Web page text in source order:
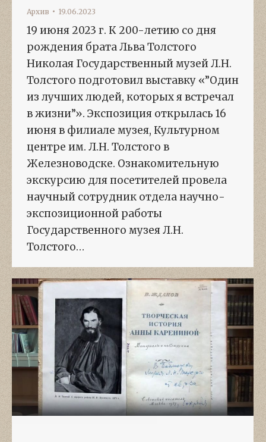
Архив 19.06.2023
19 июня 2023 г. К 200-летию со дня
рождения брата Льва Толстого
Николая Государственный музей Л.Н.
Толстого подготовил выставку «”Один
из лучших людей, которых я встречал
в жизни”». Экспозиция открылась 16
июня в филиале музея, Культурном
центре им. Л.Н. Толстого в
Железноводске. Ознакомительную
экскурсию для посетителей провела
научный сотрудник отдела научно-
экспозиционной работы
Государственного музея Л.Н.
Толстого…